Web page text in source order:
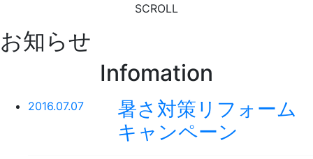
SCROLL
お知らせ
Infomation
2016.07.07
暑さ対策リフォーム
キャンペーン